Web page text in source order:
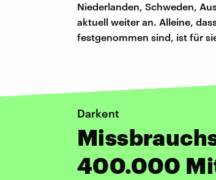
Niederlanden, Schweden,
aktuell weiter an. Alleine,
festgenommen sind, ist für
Darkent
400.000